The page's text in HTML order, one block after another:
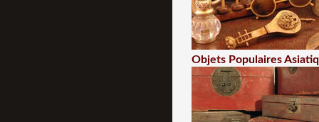
Objets Populaires